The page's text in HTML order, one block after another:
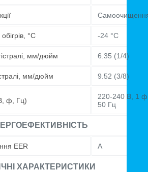
°C -24 °C
мм/дюйм 6.35 (1/4)
мм/дюйм 9.52 (3/8)
ф, Гц)
220-240 В, 1
50 Гц
EER A
ХАРАКТЕРИСТИКИ